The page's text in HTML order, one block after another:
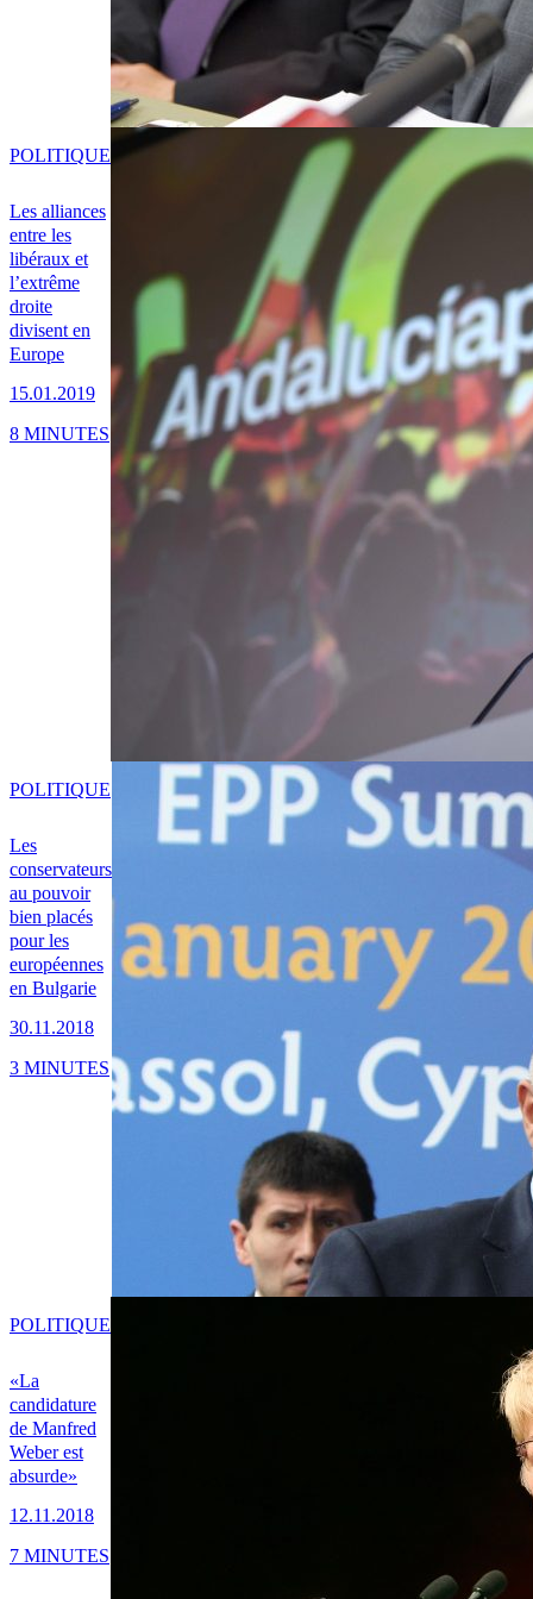
Les alliances
entre les
libéraux et
l’extrême
droite
divisent en
Europe
15.01.2019
POLITIQUE
8 MINUTES
Les
conservateurs
au pouvoir
bien placés
pour les
européennes
en Bulgarie
30.11.2018
POLITIQUE
3 MINUTES
«La
candidature
de Manfred
Weber est
absurde»
12.11.2018
POLITIQUE
7 MINUTES